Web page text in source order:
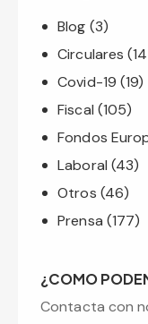
Blog (3)
Circulares
Covid-19 (19)
Fiscal (105)
Fondos
Laboral (43)
Otros (46)
Prensa (177)
¿COMO
Contacta con